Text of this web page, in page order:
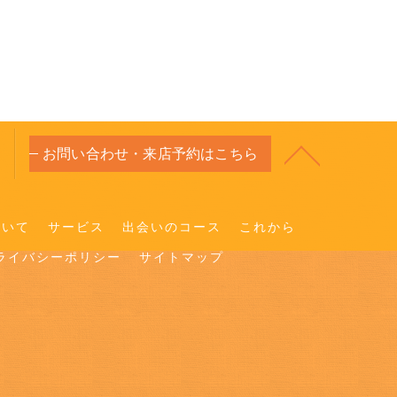
お問い合わせ・来店予約はこちら
て サービス 出会いのコース これから
イバシーポリシー サイトマップ